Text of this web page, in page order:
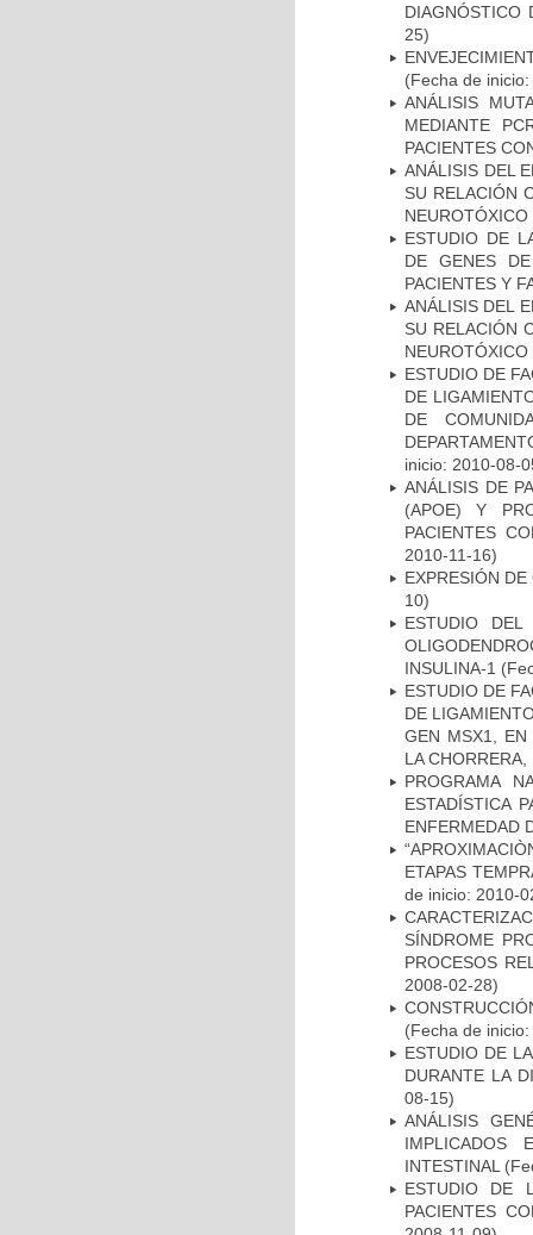
DIAGNÓSTICO
25)
(Fecha de
ANÁLISIS
MEDIANTE
PACIENTES
ANÁLISIS DEL
SU RELACIÓN
NEUROTÓXICO
ESTUDIO DE
DE GENES
PACIENTES Y
ANÁLISIS DEL
SU RELACIÓN
NEUROTÓXICO
ESTUDIO DE
DE
DE
inicio: 2010-08-
ANÁLISIS DE
(APOE) Y
PACIENTES
2010-11-16)
EXPRESIÓN
10)
ESTUDIO
INSULINA-1
ESTUDIO DE
DE
GEN MSX1, EN
LA
PROGRAMA
ESTADÍSTICA
ENFERMEDAD
ETAPAS
de inicio: 2010-
SÍNDROME
PROCESOS
2008-02-28)
(Fecha de
ESTUDIO DE
DURANTE LA
08-15)
ANÁLISIS
IMPLICADOS
INTESTINAL
ESTUDIO DE
PACIENTES